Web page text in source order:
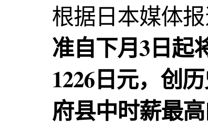
根据日本媒体报
准自下月3日起
1226日元，创
府县中时薪最高